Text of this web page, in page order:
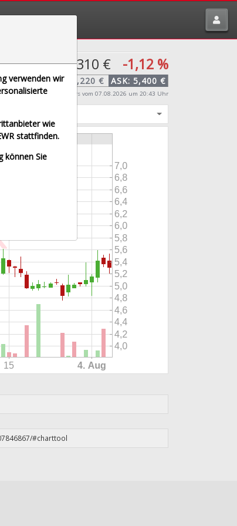
5,310 € -1,12 %
BID: 5,220 € ASK:5,400 €
Echtzeit-Aktienkurs vom 07.08.2026 um 20:43 Uhr
verwenden wir
wie
stattfinden.
können Sie